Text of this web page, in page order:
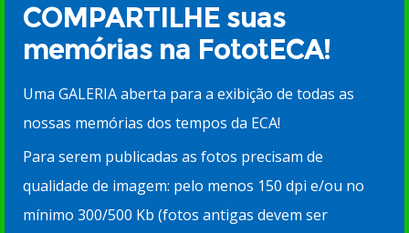
COMPARTILHE suas
memórias na FototECA!
Uma GALERIA aberta para a exibição de todas as
nossas memórias dos tempos da ECA!
Para serem publicadas as fotos precisam de
qualidade de imagem: pelo menos 150 dpi e/ou no
mínimo 300/500 Kb (fotos antigas devem ser